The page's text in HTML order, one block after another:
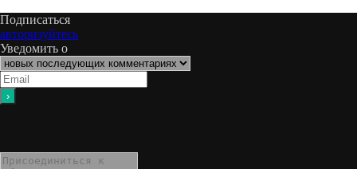
Подписаться
авторизуйтесь
Уведомить о